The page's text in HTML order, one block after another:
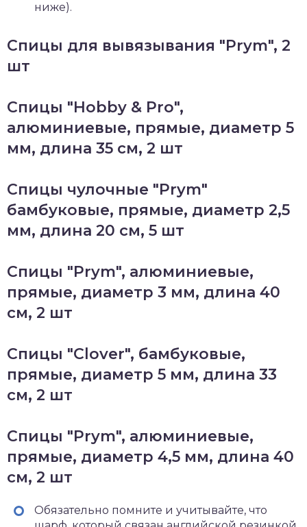
ниже).
Спицы для вывязывания "Prym", 2
шт
Спицы "Hobby & Pro",
алюминиевые, прямые, диаметр 5
мм, длина 35 см, 2 шт
Спицы чулочные "Prym"
бамбуковые, прямые, диаметр 2,5
мм, длина 20 см, 5 шт
Спицы "Prym", алюминиевые,
прямые, диаметр 3 мм, длина 40
см, 2 шт
Спицы "Clover", бамбуковые,
прямые, диаметр 5 мм, длина 33
см, 2 шт
Спицы "Prym", алюминиевые,
прямые, диаметр 4,5 мм, длина 40
см, 2 шт
Обязательно помните и учитывайте, что